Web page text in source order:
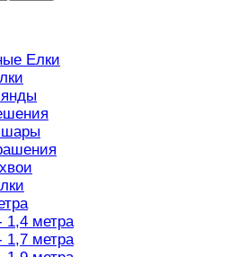
Елки
шары
1,4 метра
1,7 метра